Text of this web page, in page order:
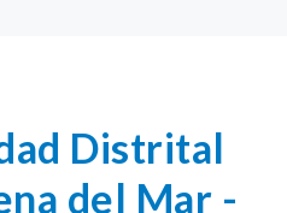
Distrital
del Mar -